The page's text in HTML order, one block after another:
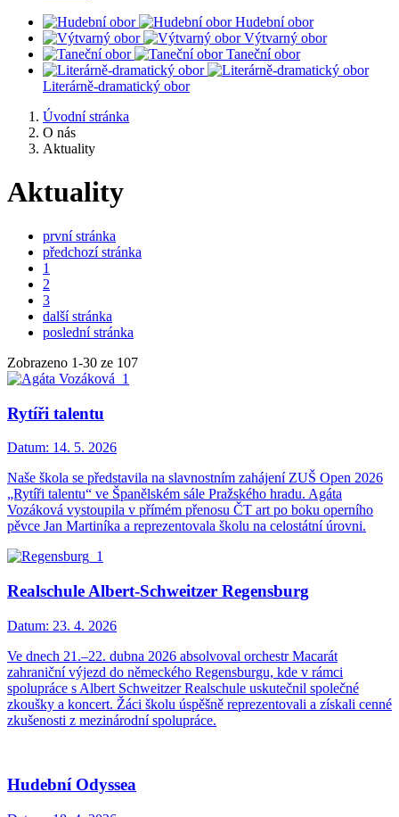
Hudební obor
Výtvarný obor
Taneční obor
Literárně-dramatický obor
Úvodní stránka
O nás
Aktuality
Aktuality
první stránka
předchozí stránka
1
2
3
další stránka
poslední stránka
Zobrazeno 1-30 ze 107
Rytíři talentu
Datum: 14. 5. 2026
Naše škola se představila na slavnostním zahájení ZUŠ Open 2026
„Rytíři talentu“ ve Španělském sále Pražského hradu. Agáta
Vozáková vystoupila v přímém přenosu ČT art po boku operního
pěvce Jan Martiníka a reprezentovala školu na celostátní úrovni.
Realschule Albert-Schweitzer Regensburg
Datum: 23. 4. 2026
Ve dnech 21.–22. dubna 2026 absolvoval orchestr Macarát
zahraniční výjezd do německého Regensburgu, kde v rámci
spolupráce s Albert Schweitzer Realschule uskutečnil společné
zkoušky a koncert. Žáci školu úspěšně reprezentovali a získali cenné
zkušenosti z mezinárodní spolupráce.
Hudební Odyssea